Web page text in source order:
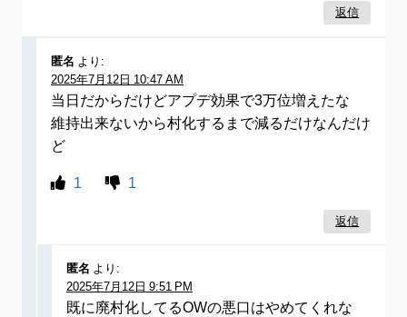
返信
匿名 より:
2025年7月12日 10:47 AM
当日だからだけどアプデ効果で3万位増えたな
維持出来ないから村化するまで減るだけなんだけ
ど
1 1
返信
匿名 より:
2025年7月12日 9:51 PM
既に廃村化してるOWの悪口はやめてくれな